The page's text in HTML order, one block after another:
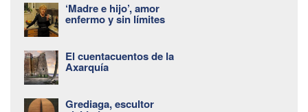
‘Madre e hijo’, amor
enfermo y sin límites
El cuentacuentos de la
Axarquía
Grediaga, escultor